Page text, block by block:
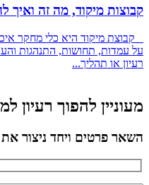
קבוצות מיקוד, מה זה ואיך
קבוצת מיקוד היא כלי מחקר
על עמדות, תחושות, התנהגות
רעיון או תהליך...
מעוניין להפוך רעיון
השאר פרטים ויחד ניצור